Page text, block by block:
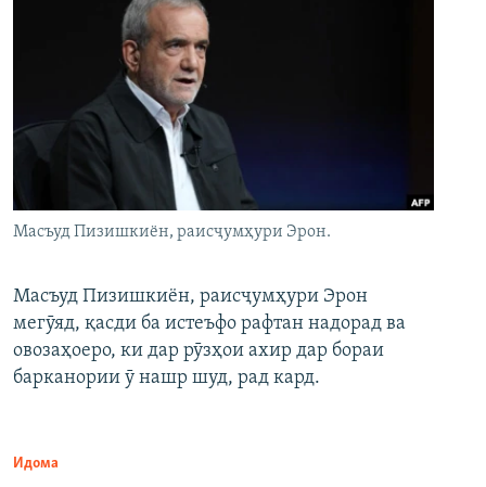
Масъуд Пизишкиён, раисҷумҳури Эрон.
Масъуд Пизишкиён, раисҷумҳури Эрон
мегӯяд, қасди ба истеъфо рафтан надорад ва
овозаҳоеро, ки дар рӯзҳои ахир дар бораи
барканории ӯ нашр шуд, рад кард.
Идома